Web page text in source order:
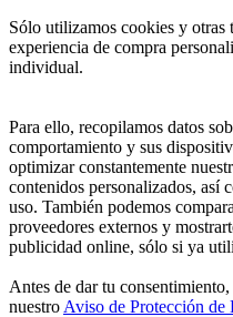
Sólo utilizamos cookies y otras
experiencia de compra
individual.
Para ello, recopilamos datos
comportamiento y sus
optimizar constantemente
contenidos personalizados, así
uso. También podemos
proveedores externos y
publicidad online, sólo si ya
Antes de dar tu
nuestro Aviso de Protección de